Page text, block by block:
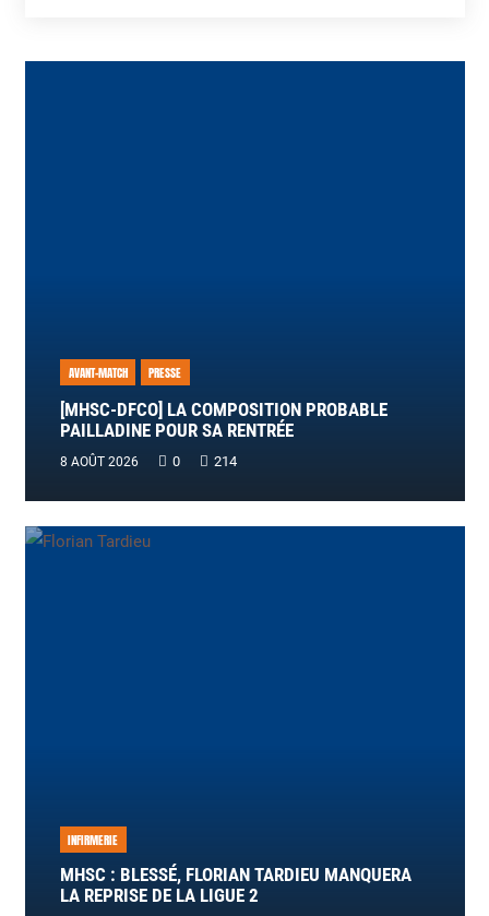
AVANT-MATCH PRESSE
[MHSC-DFCO] LA COMPOSITION PROBABLE
PAILLADINE POUR SA RENTRÉE
8 AOÛT 2026 0 214
INFIRMERIE
MHSC : BLESSÉ, FLORIAN TARDIEU MANQUERA
LA REPRISE DE LA LIGUE 2